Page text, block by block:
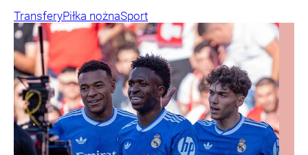
TransferyPiłka nożnaSport